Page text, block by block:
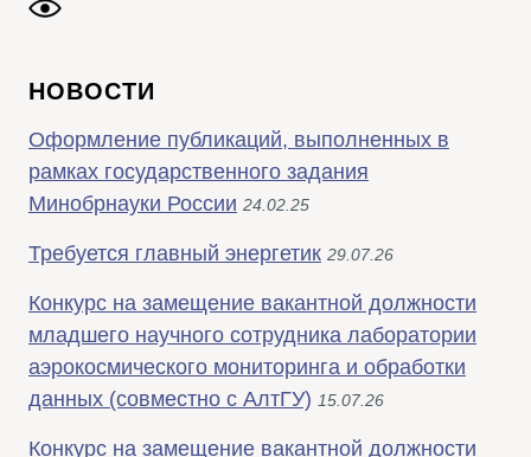
НОВОСТИ
Оформление публикаций, выполненных в
рамках государственного задания
Минобрнауки России 24.02.25
Требуется главный энергетик 29.07.26
Конкурс на замещение вакантной должности
младшего научного сотрудника лаборатории
аэрокосмического мониторинга и обработки
данных (совместно с АлтГУ) 15.07.26
Конкурс на замещение вакантной должности